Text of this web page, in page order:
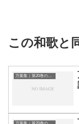
この和歌と
万葉集｜第20巻の和歌一覧
万葉集｜第20巻の和歌一覧